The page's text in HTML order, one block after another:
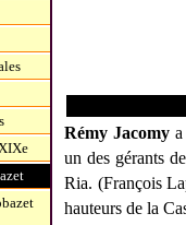
Rémy Jacomy
un des gérants
Ria. (François
hauteurs de la